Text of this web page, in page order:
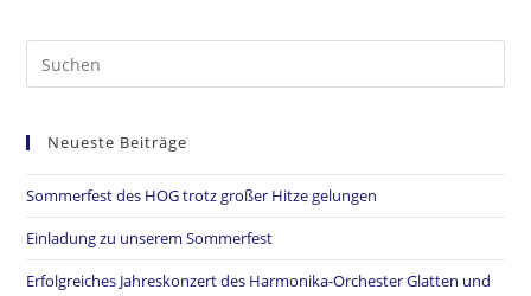
Neueste Beiträge
Sommerfest des HOG trotz großer Hitze gelungen
Einladung zu unserem Sommerfest
Erfolgreiches Jahreskonzert des Harmonika-Orchester Glatten und